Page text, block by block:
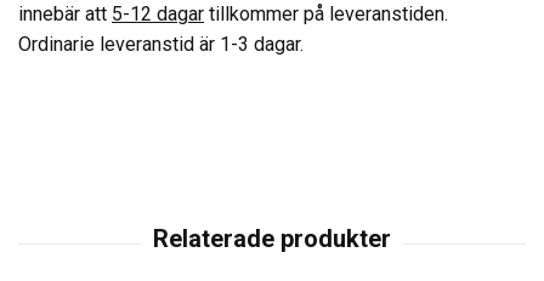
innebär att 5-12 dagar tillkommer på leveranstiden.
Ordinarie leveranstid är 1-3 dagar.